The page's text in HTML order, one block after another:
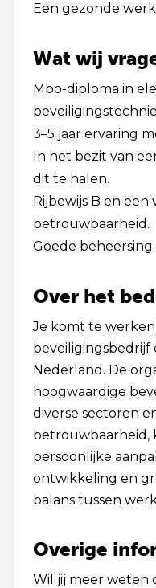
Een gezonde
Wat wij
Mbo-diploma in
3–5 jaar ervaring
In het bezit van
dit te halen.
Rijbewijs B en een
betrouwbaarheid.
Goede
Over het
Je komt te werken
beveiligingsbedrijf
Nederland. De
hoogwaardige
diverse sectoren
betrouwbaarheid,
persoonlijke
ontwikkeling en
balans tussen
Overige
Wil jij meer weten